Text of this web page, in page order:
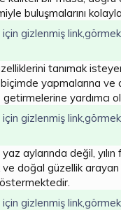
buluşmalarını
gizlenmiş
tanımak
yapmalarına ve
yardımcı
gizlenmiş
aylarında değil,
ve doğal güzellik
gizlenmiş